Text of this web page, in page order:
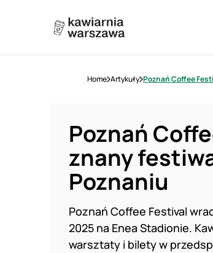
Home Artykuły Poznań Coffee
Poznań
znany
Poznaniu
Poznań Coffee Festival
2025 na Enea Stadionie.
warsztaty i bilety w